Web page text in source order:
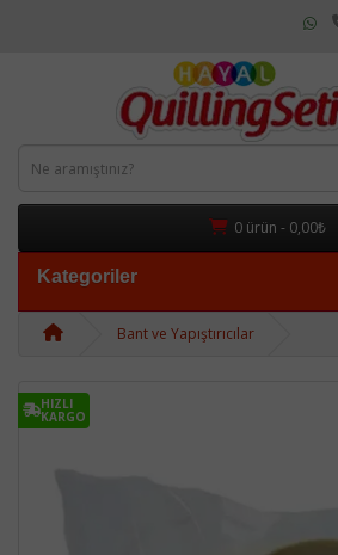
0 ürün - 0,00₺
Kategoriler
Bant ve Yapıştırıcılar
HIZLI
KARGO